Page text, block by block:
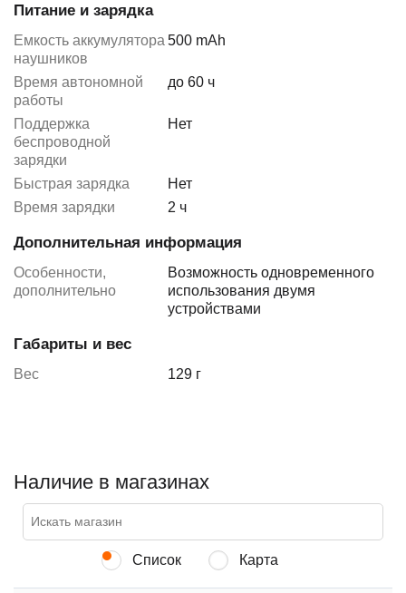
Питание и зарядка
Емкость аккумулятора
наушников
500 mAh
Время автономной
работы
до 60 ч
Поддержка
беспроводной
зарядки
Нет
Быстрая зарядка
Нет
Время зарядки
2 ч
Дополнительная информация
Особенности,
дополнительно
Возможность одновременного
использования двумя
устройствами
Габариты и вес
Вес 129 г
Наличие в магазинах
Список Карта